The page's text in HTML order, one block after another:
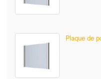
Plaque de